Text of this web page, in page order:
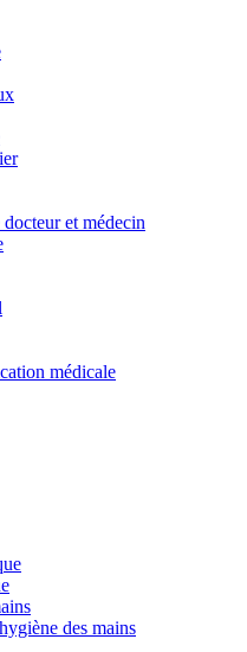
et médecin
médicale
des mains